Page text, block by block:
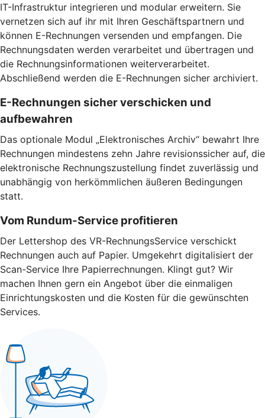
IT-Infrastruktur integrieren und modular erweitern. Sie
vernetzen sich auf ihr mit Ihren Geschäftspartnern und
können E-Rechnungen versenden und empfangen. Die
Rechnungsdaten werden verarbeitet und übertragen und
die Rechnungsinformationen weiterverarbeitet.
Abschließend werden die E-Rechnungen sicher archiviert.
E-Rechnungen sicher verschicken und
aufbewahren
Das optionale Modul „Elektronisches Archiv“ bewahrt Ihre
Rechnungen mindestens zehn Jahre revisionssicher auf, die
elektronische Rechnungszustellung findet zuverlässig und
unabhängig von herkömmlichen äußeren Bedingungen
statt.
Vom Rundum-Service profitieren
Der Lettershop des VR-RechnungsService verschickt
Rechnungen auch auf Papier. Umgekehrt digitalisiert der
Scan-Service Ihre Papierrechnungen. Klingt gut? Wir
machen Ihnen gern ein Angebot über die einmaligen
Einrichtungskosten und die Kosten für die gewünschten
Services.